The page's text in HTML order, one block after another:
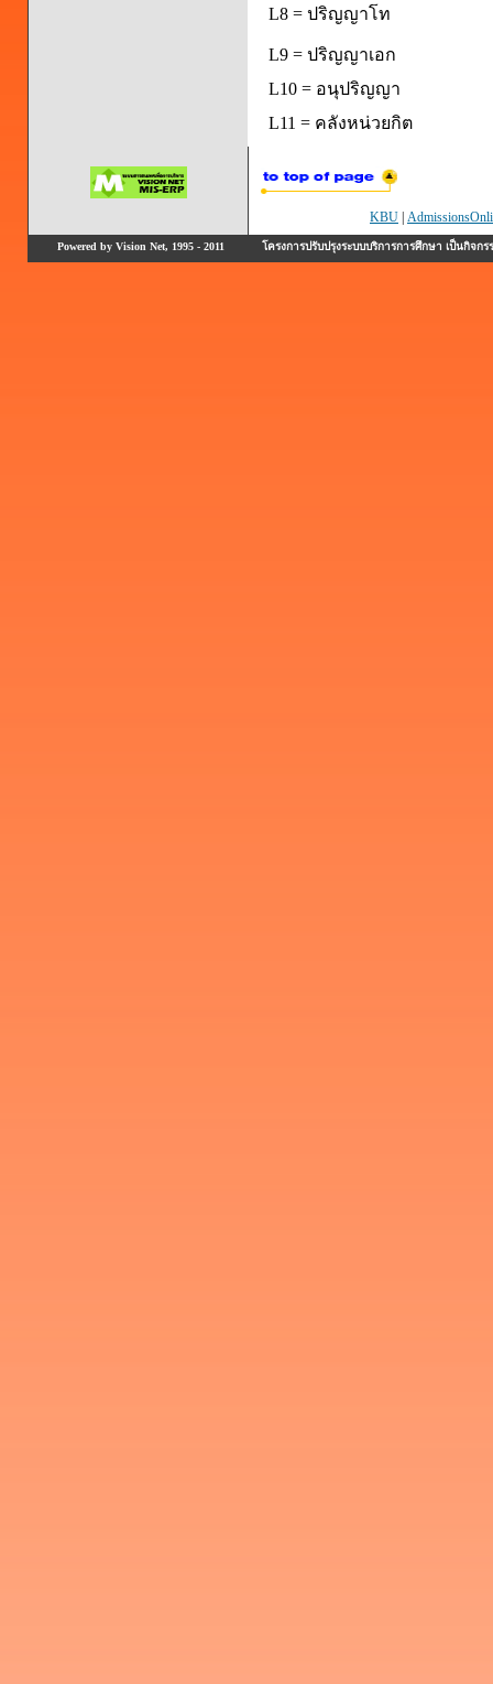
L8 = ปริญญาโท
L9 = ปริญญาเอก
L10 = อนุปริญญา
L11 = คลังหน่วยกิต
KBU
Powered by Vision Net, 1995 - 2011 โครงการปรับปรุงระบบบริการการศึกษา เป็นกิ